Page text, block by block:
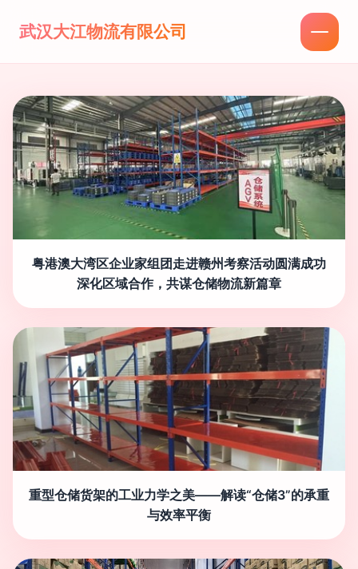
武汉大江物流有限公司
粤港澳大湾区企业家组团走进赣州考察活动圆满成功
深化区域合作，共谋仓储物流新篇章
重型仓储货架的工业力学之美——解读“仓储3”的承重
与效率平衡